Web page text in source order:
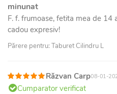
minunat
F. f. frumoase, fetita mea de 14
cadou expresiv!
Părere pentru: Taburet Cilindru L
Răzvan Carp08-01-
Cumparator verificat